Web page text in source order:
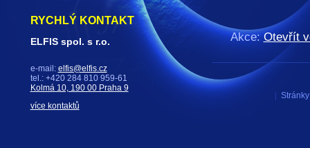
Akce:Otevřít
RYCHLÝ KONTAKT
ELFIS spol. s r.o.
e-mail: elfis@elfis.cz
tel.: +420 284 810 959-61
Kolmá 10, 190 00 Praha 9
více kontaktů